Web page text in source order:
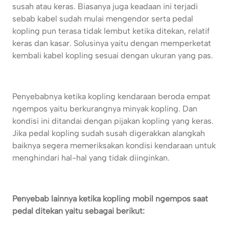
susah atau keras. Biasanya juga keadaan ini terjadi
sebab kabel sudah mulai mengendor serta pedal
kopling pun terasa tidak lembut ketika ditekan, relatif
keras dan kasar. Solusinya yaitu dengan memperketat
kembali kabel kopling sesuai dengan ukuran yang pas.
Penyebabnya ketika kopling kendaraan beroda empat
ngempos yaitu berkurangnya minyak kopling. Dan
kondisi ini ditandai dengan pijakan kopling yang keras.
Jika pedal kopling sudah susah digerakkan alangkah
baiknya segera memeriksakan kondisi kendaraan untuk
menghindari hal-hal yang tidak diinginkan.
Penyebab lainnya ketika kopling mobil ngempos saat
pedal ditekan yaitu sebagai berikut: